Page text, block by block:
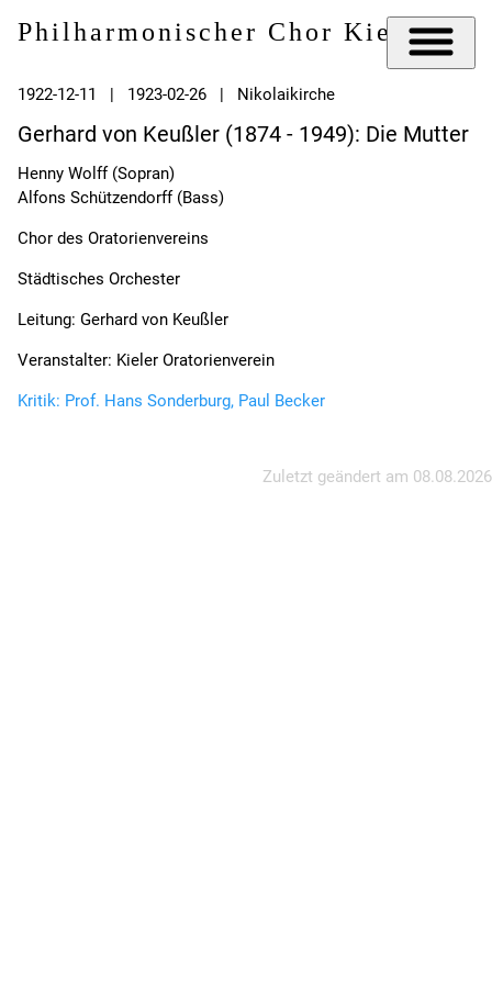
Philharmonischer Chor Kiel e.V.
1922-12-11 | 1923-02-26 | Nikolaikirche
Gerhard von Keußler (1874 - 1949): Die Mutter
Henny Wolff (Sopran)
Alfons Schützendorff (Bass)
Chor des Oratorienvereins
Städtisches Orchester
Leitung: Gerhard von Keußler
Veranstalter: Kieler Oratorienverein
Kritik: Prof. Hans Sonderburg, Paul Becker
Zuletzt geändert am 08.08.2026